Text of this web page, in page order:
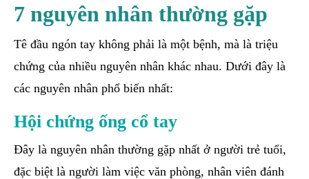
7 nguyên nhân thường gặp
Tê đầu ngón tay không phải là một bệnh, mà là triệu
chứng của nhiều nguyên nhân khác nhau. Dưới đây là
các nguyên nhân phổ biến nhất:
Hội chứng ống cổ tay
Đây là nguyên nhân thường gặp nhất ở người trẻ tuổi,
đặc biệt là người làm việc văn phòng, nhân viên đánh